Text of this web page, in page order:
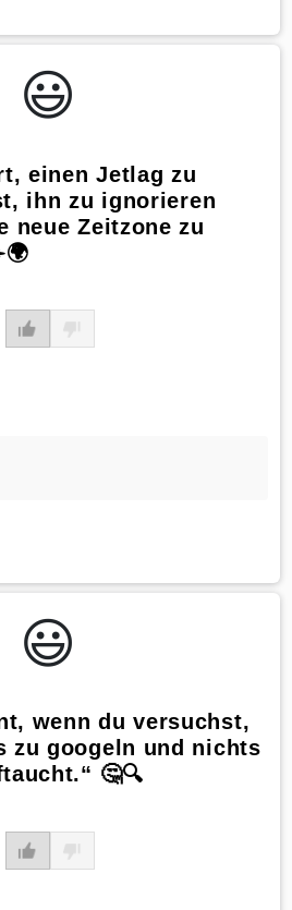
😃️
einen Jetlag zu
ihn zu ignorieren
neue Zeitzone zu
😃️
wenn du versuchst,
zu googeln und nichts
🤔🔍